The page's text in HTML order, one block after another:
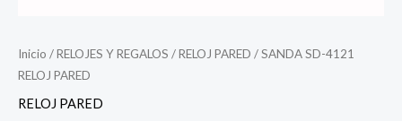
Inicio /RELOJES Y REGALOS /RELOJ PARED / SANDA SD-4121
RELOJ PARED
RELOJ PARED